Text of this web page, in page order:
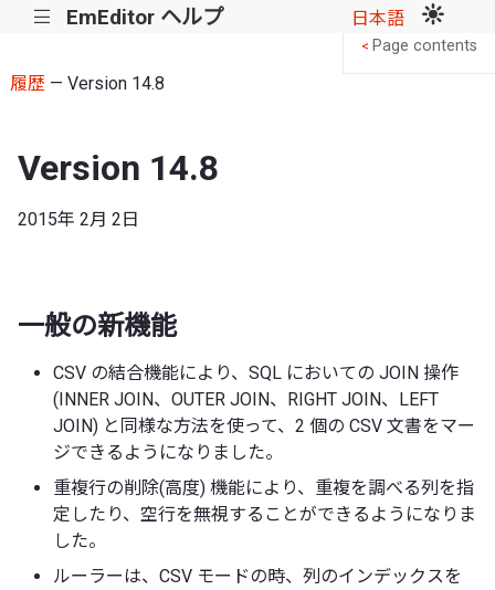
||| EmEditor ヘルプ 日本語
履歴 — Version 14.8
Version 14.8
2015年 2月 2日
一般の新機能
CSV の結合機能により、SQL においての JOIN 操作
(INNER JOIN、OUTER JOIN、RIGHT JOIN、LEFT
JOIN) と同様な方法を使って、2 個の CSV 文書をマー
ジできるようになりました。
重複行の削除(高度) 機能により、重複を調べる列を指
定したり、空行を無視することができるようになりま
した。
ルーラーは、CSV モードの時、列のインデックスを
< Page contents